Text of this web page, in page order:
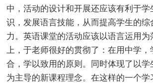
中，活动的设计和开展还应该有利于学
识，发展语言技能，从而提高学生的综
力。英语课堂的活动应该以语言运用
上，于老师很好的贯彻了：在用中学
合，学以致用的原则。同时体现了以学
为主导的新课程理念。在这样的一个学